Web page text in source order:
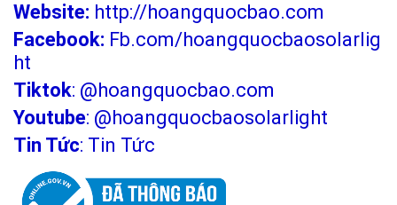
Website: http://hoangquocbao.com
Facebook: Fb.com/hoangquocbaosolarlig
ht
Tiktok: @hoangquocbao.com
Youtube: @hoangquocbaosolarlight
Tin Tức: Tin Tức